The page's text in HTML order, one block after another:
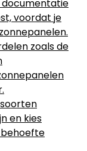
documentatie
voordat je
zoals de
en kies
behoefte